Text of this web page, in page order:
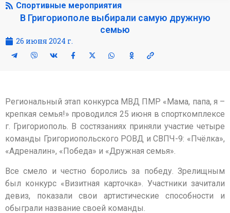
Спортивные мероприятия
В Григориополе выбирали самую дружную
семью
26 июня 2024 г.
Региональный этап конкурса МВД ПМР «Мама, папа, я –
крепкая семья!» проводился 25 июня в спорткомплексе
г. Григориополь. В состязаниях приняли участие четыре
команды Григориопольского РОВД и СВПЧ-9: «Пчёлка»,
«Адреналин», «Победа» и «Дружная семья».
Все смело и честно боролись за победу. Зрелищным
был конкурс «Визитная карточка». Участники зачитали
девиз, показали свои артистические способности и
обыграли название своей команды.